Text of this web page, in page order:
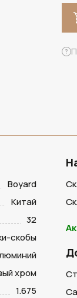
Boyard
Китай
32
скобы
хром
1.675